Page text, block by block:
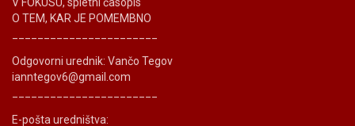
O TEM, KAR JE POMEMBNO
Odgovorni urednik: Vančo Tegov
ianntegov6@gmail.com
E-pošta uredništva: